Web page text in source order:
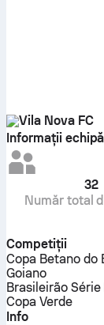
Vila Nova FC
Informații echipă
32
Număr total
Competiţii
Copa Betano do
Goiano
Brasileirão Série
Copa Verde
Info